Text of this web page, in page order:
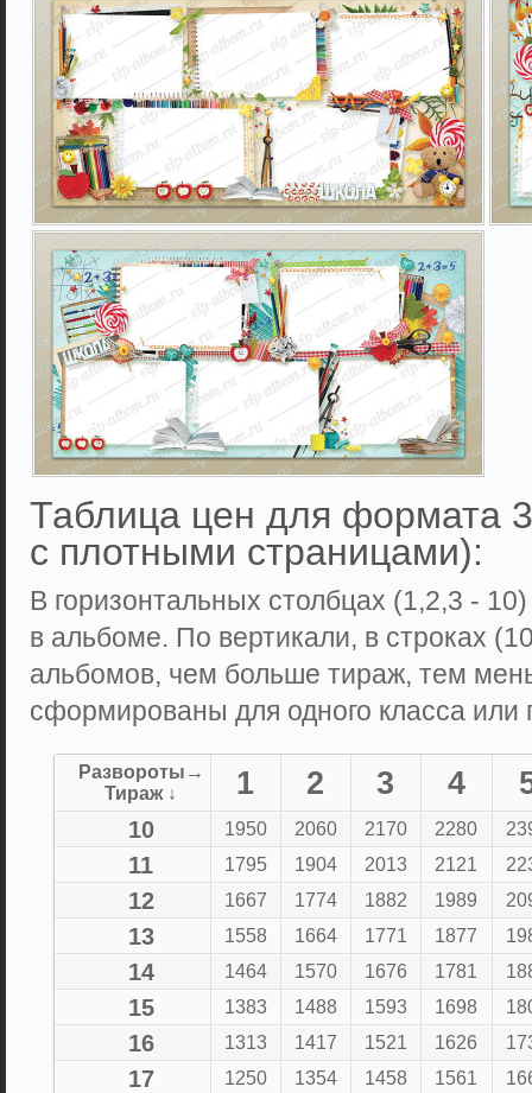
Таблица цен для формата
с плотными страницами):
В горизонтальных столбцах (1,2,3 -
в альбоме. По вертикали, в строках
альбомов, чем больше тираж, тем
сформированы для одного класса или
Развороты→
Тираж ↓
1 2 3 4
10 1950 2060 2170 2280
11 1795 1904 2013 2121
12 1667 1774 1882 1989
13 1558 1664 1771 1877
14 1464 1570 1676 1781
15 1383 1488 1593 1698
16 1313 1417 1521 1626
17 1250 1354 1458 1561